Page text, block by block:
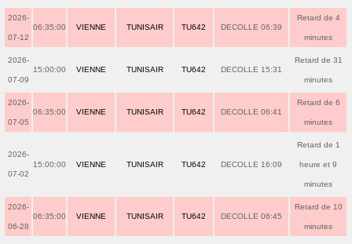
2026-
07-12
06:35:00 VIENNE TUNISAIR TU642 DECOLLE 06:39
Retard de 4
minutes
2026-
07-09
15:00:00 VIENNE TUNISAIR TU642 DECOLLE 15:31
Retard de 31
minutes
2026-
07-05
06:35:00 VIENNE TUNISAIR TU642 DECOLLE 06:41
Retard de 6
minutes
2026-
07-02
15:00:00 VIENNE TUNISAIR TU642 DECOLLE 16:09
Retard de 1
heure et 9
minutes
2026-
06-28
06:35:00 VIENNE TUNISAIR TU642 DECOLLE 06:45
Retard de 10
minutes